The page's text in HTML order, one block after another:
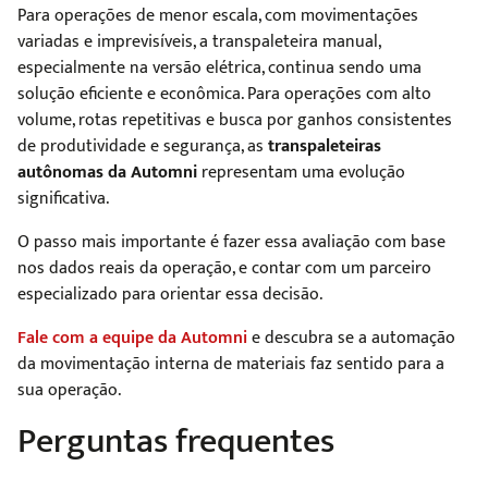
Para operações de menor escala, com movimentações
variadas e imprevisíveis, a transpaleteira manual,
especialmente na versão elétrica, continua sendo uma
solução eficiente e econômica. Para operações com alto
volume, rotas repetitivas e busca por ganhos consistentes
de produtividade e segurança, astranspaleteiras
autônomas da Automnirepresentam uma evolução
significativa.
O passo mais importante é fazer essa avaliação com base
nos dados reais da operação, e contar com um parceiro
especializado para orientar essa decisão.
Fale com a equipe da Automnie descubra se a automação
da movimentação interna de materiais faz sentido para a
sua operação.
Perguntas frequentes